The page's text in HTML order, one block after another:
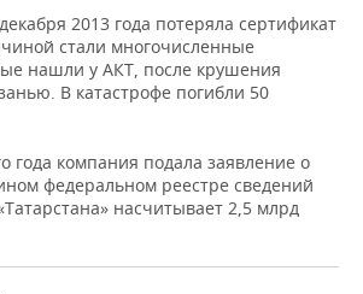
2013 года потеряла сертификат
стали многочисленные
нашли у АКТ, после крушения
В катастрофе погибли 50
года компания подала заявление о
федеральном реестре сведений
насчитывает 2,5 млрд